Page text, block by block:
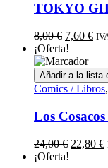
TOKYO
8,00€ 7,60 €
¡Oferta!
Añadir a la lista
Comics / Libros,
Los
24,00€ 22,80 €
¡Oferta!